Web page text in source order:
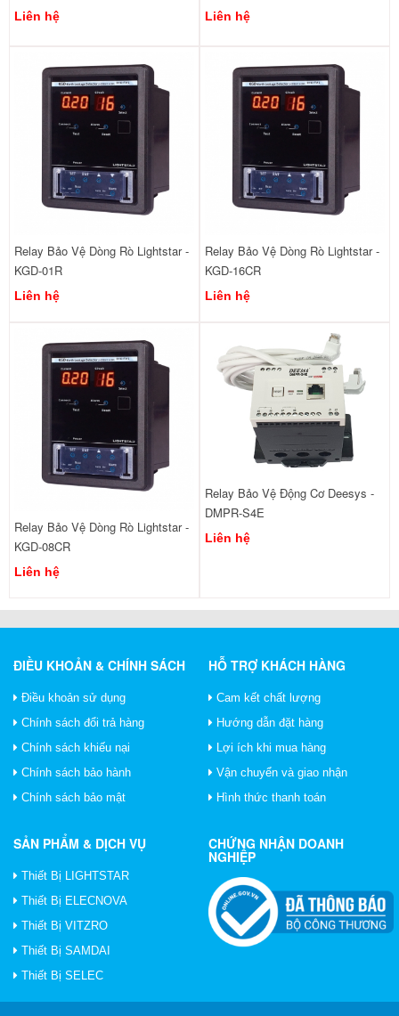
Liên hệ Liên hệ
Relay Bảo Vệ Dòng Rò Lightstar -
KGD-01R
Liên hệ
Relay Bảo Vệ Dòng Rò Lightstar -
KGD-16CR
Liên hệ
Relay Bảo Vệ Dòng Rò Lightstar -
KGD-08CR
Liên hệ
Relay Bảo Vệ Động Cơ Deesys -
DMPR-S4E
Liên hệ
ĐIỀU KHOẢN & CHÍNH SÁCH
Điều khoản sử dụng
Chính sách đổi trả hàng
Chính sách khiếu nại
Chính sách bảo hành
Chính sách bảo mật
HỖ TRỢ KHÁCH HÀNG
Cam kết chất lượng
Hướng dẫn đặt hàng
Lợi ích khi mua hàng
Vận chuyển và giao nhận
Hình thức thanh toán
SẢN PHẨM & DỊCH VỤ
Thiết Bị LIGHTSTAR
Thiết Bị ELECNOVA
Thiết Bị VITZRO
Thiết Bị SAMDAI
Thiết Bị SELEC
CHỨNG NHẬN DOANH
NGHIỆP